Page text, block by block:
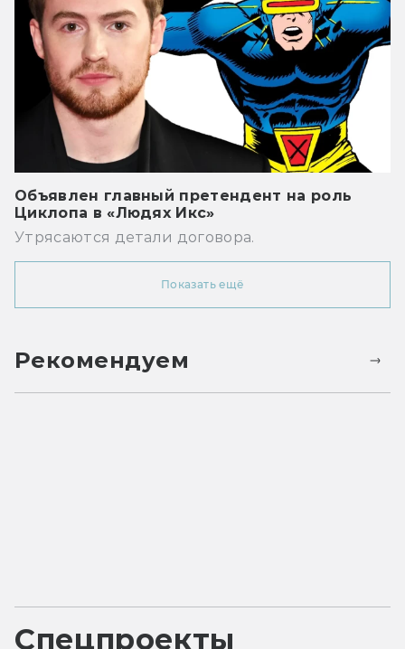
Объявлен главный претендент на роль
Циклопа в «Людях Икс»
Утрясаются детали договора.
Показать ещё
Рекомендуем
Спецпроекты